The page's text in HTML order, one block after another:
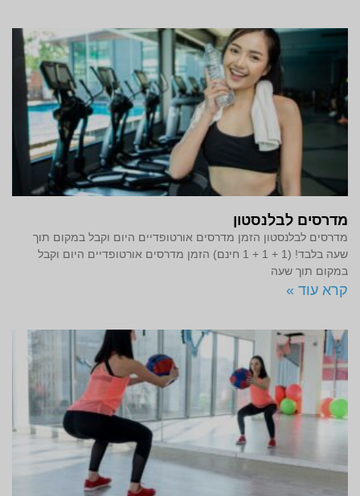
מדרסים לבלנסטון
מדרסים לבלנסטון הזמן מדרסים אורטופדיים היום וקבל במקום תוך
שעה בלבד! (1 + 1 + 1 חינם) הזמן מדרסים אורטופדיים היום וקבל
במקום תוך שעה
קרא עוד »